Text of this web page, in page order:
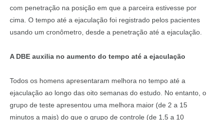
com penetração na posição em que a parceira estivesse por
cima. O tempo até a ejaculação foi registrado pelos pacientes
usando um cronômetro, desde a penetração até a ejaculação.
A DBE auxilia no aumento do tempo até a ejaculação
Todos os homens apresentaram melhora no tempo até a
ejaculação ao longo das oito semanas do estudo. No entanto, o
grupo de teste apresentou uma melhora maior (de 2 a 15
minutos a mais) do que o grupo de controle (de 1,5 a 10